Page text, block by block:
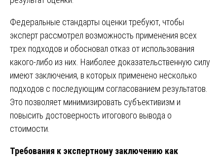
Федеральные стандарты оценки требуют, чтобы
эксперт рассмотрел возможность применения всех
трех подходов и обосновал отказ от использования
какого-либо из них. Наиболее доказательственную силу
имеют заключения, в которых применено несколько
подходов с последующим согласованием результатов.
Это позволяет минимизировать субъективизм и
повысить достоверность итогового вывода о
стоимости.
Требования к экспертному заключению как